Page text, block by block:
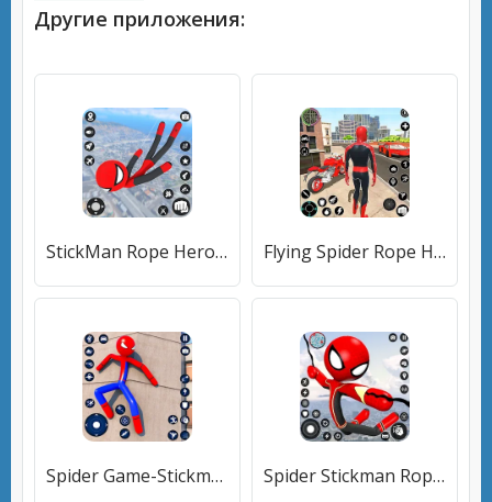
Другие приложения:
StickMan Rope Hero Spider Game (Стикмен Роуп Хиро Спайдер Гейм) [МОД Много денег] APK Android Flying Spider Rope Hero Fight (Флайинг Спайдер Роп Хиро Файт) [МОД Все открыто] APK Android
Spider Game-Stickman Rope Hero [МОД Все открыто] APK Android Spider Stickman Rope Hero Game [МОД Все открыто] APK Android